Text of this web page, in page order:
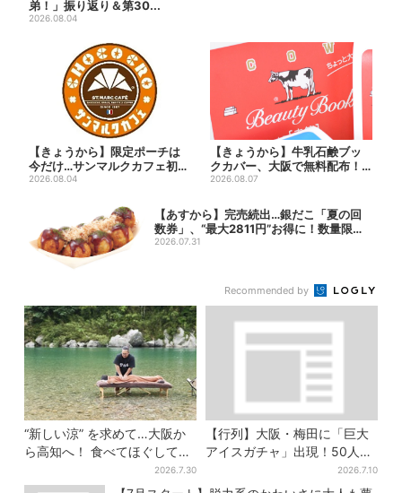
弟！」振り返り＆第30...
2026.08.04
【きょうから】限定ポーチは
今だけ…サンマルクカフェ初の
「夏福袋」、実質無料でレア...
2026.08.04
【きょうから】牛乳石鹸ブッ
クカバー、大阪で無料配布！
先着1000名に「牛のカー...
2026.08.07
【あすから】完売続出…銀だこ「夏の回
数券」、“最大2811円”お得に！数量限定
で
2026.07.31
Recommended by
“新しい涼” を求めて…大阪か
ら高知へ！ 食べてほぐして
「仁淀ブルー」でととのう体
験旅【2026夏最新版】
2026.7.30
【行列】大阪・梅田に「巨大
アイスガチャ」出現！50人以
上が列…初日は即終了、残る
開催日は？
2026.7.10